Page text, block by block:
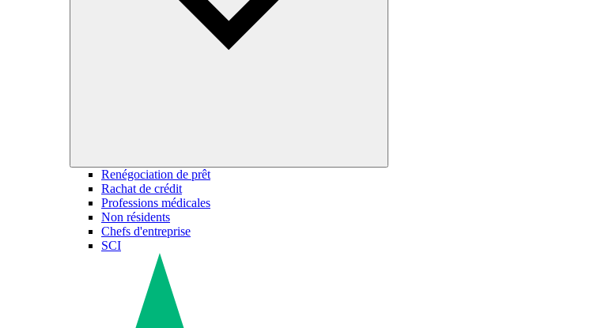
Renégociation de prêt
Rachat de crédit
Professions médicales
Non résidents
Chefs d'entreprise
SCI